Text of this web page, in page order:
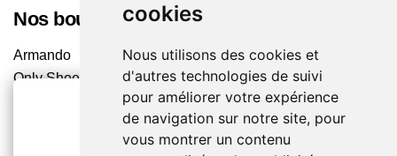
cookies
Nous utilisons des cookies et
d'autres technologies de suivi
pour améliorer votre expérience
de navigation sur notre site, pour
vous montrer un contenu
Nos boutiques
Armando
Only Shoes
Trouvez le magasin le plus proche